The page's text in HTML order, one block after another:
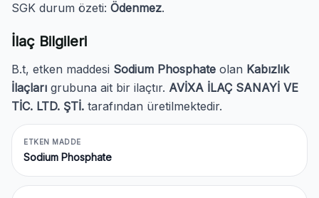
SGK durum özeti: Ödenmez.
İlaç Bilgileri
B.t, etken maddesi Sodium Phosphate olan Kabızlık
İlaçları grubuna ait bir ilaçtır. AVİXA İLAÇ SANAYİ VE
TİC. LTD. ŞTİ. tarafından üretilmektedir.
ETKEN MADDE
Sodium Phosphate